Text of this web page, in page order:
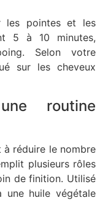
les pointes et les
5 à 10 minutes,
Selon votre
sur les cheveux
routine
à réduire le nombre
plusieurs rôles
de finition. Utilisé
huile végétale